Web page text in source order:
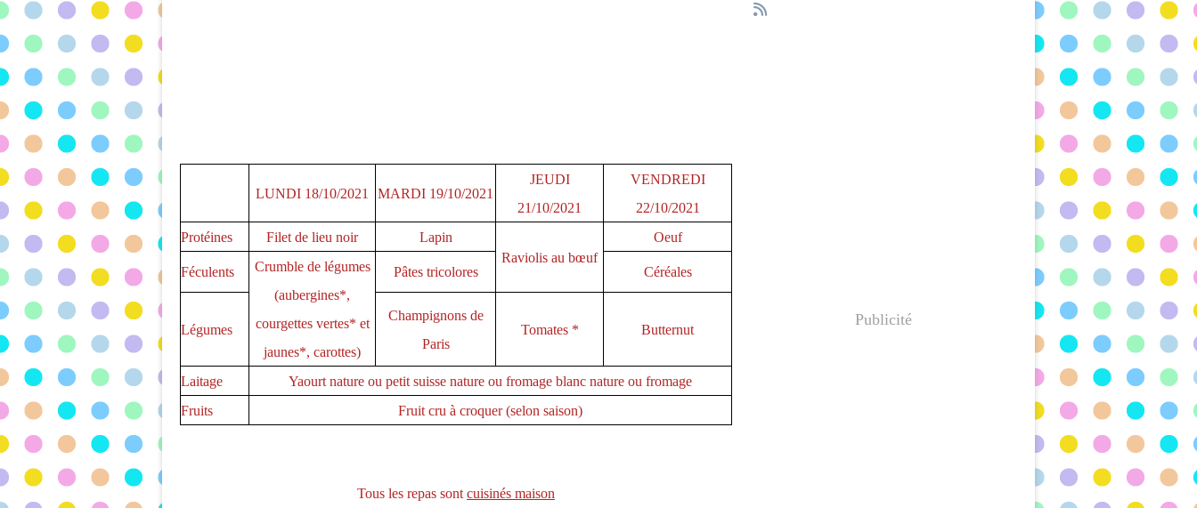
LUNDI 18/10/2021 MARDI 19/10/2021
JEUDI
21/10/2021
VENDREDI
22/10/2021
Protéines
Filet de lieu noir
Lapin
Raviolis au bœuf
Oeuf
Féculents
Crumble de légumes
(aubergines*,
courgettes vertes* et
jaunes*, carottes)
Pâtes tricolores Céréales
Légumes
Champignons de
Paris
Tomates * Butternut
Laitage
Yaourt nature ou petit suisse nature ou fromage blanc nature ou fromage
Fruits
Fruit cru à croquer (selon saison)
Tous les repas sont cuisinés maison
Publicité